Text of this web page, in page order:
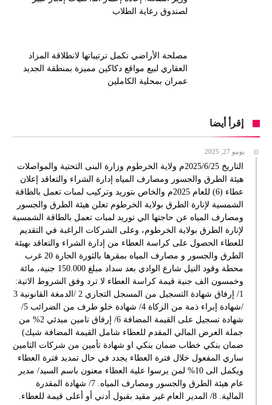
لصندوق رعاية الطلاب
مصلحة الأراضي تكمل ترتيباتها لانطلاقة المزاد
العقاري لبيع مواقع دكاكين مميزة بمنطقة الجديد
عمران بمحلية الكاملين
إقرأ أيضا
يونيو 27, 2025
التاريخ 2025/6/25م ولاية الخرطوم وزارة البنى التحتية والمواصلات
هيئة الطرق والجسور ومصارف المياه إدارة الشراء والتعاقد إعلان
عطاء (6) للعام 2025م والخاص بتوريد وتركيب لمبات تعمل بالطاقة
الشمسية لإنارة الطرق بولاية الخرطوم تعلن هيئة الطرق والجسور
ومصارف المياه عن حاجتها الي توريد لمبات تعمل بالطاقة الشمسية
لإنارة الطرق بولاية الخرطوم، وعلى الشركات الراغبة في التقديم
للعطاء الحصول على كراسة العطاء من إدارة الشراء والتعاقد بهيئة
الطرق والجسور و مصارف المياه بمقرها بالثورة الحارة 20 غرب
محطة وقود النيل شارع الوادي بعد سداد مبلغ 150.000 جنية، مائة
وخمسون الف جنية قيمة كراسة العطاء لا ترد وفق الشروط الاتية:
1/ إرفاق شهادة التسجيل من المسجل التجاري 2 /الدمغة القانونية 3
/شهادة إبراء ذمة من الزكاة 4/ شهادة خلو طرف من الضرائب 5/
شهادة تسجيل على القيمة المضافة 6/ إرفاق تامين مبدئي 2% من
جملة العرض المالي المقدم للعطاء شامل القيمة المضافة شيك)
ضمان بنكي خطاب ضمان بنكي او شهادة تأمين من شركات التامين
ساري المفعول خلال فترة العطاء يجدد في حال تمديد فترة العطاء
ويكمل الى 10% لمن يرسوا علية العطاء معنون باسم السيد/ مدير
عام هيئة الطرق والجسور ومصارف المياه. 7/ شهادة المقدرة
المالية. 8/ المدير العام غير مقيد بقبول أدني أو أعلى قيمة للعطاء.